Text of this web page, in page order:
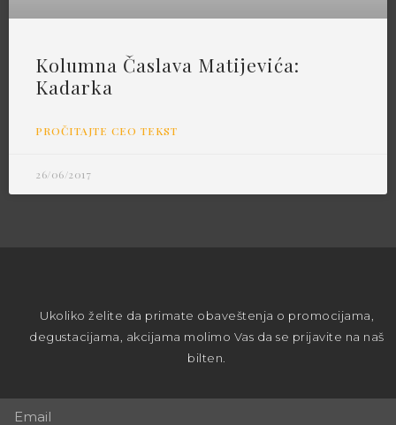
Kolumna Časlava Matijevića:
Kadarka
PROČITAJTE CEO TEKST
26/06/2017
Ukoliko želite da primate obaveštenja o promocijama,
degustacijama, akcijama molimo Vas da se prijavite na naš
bilten.